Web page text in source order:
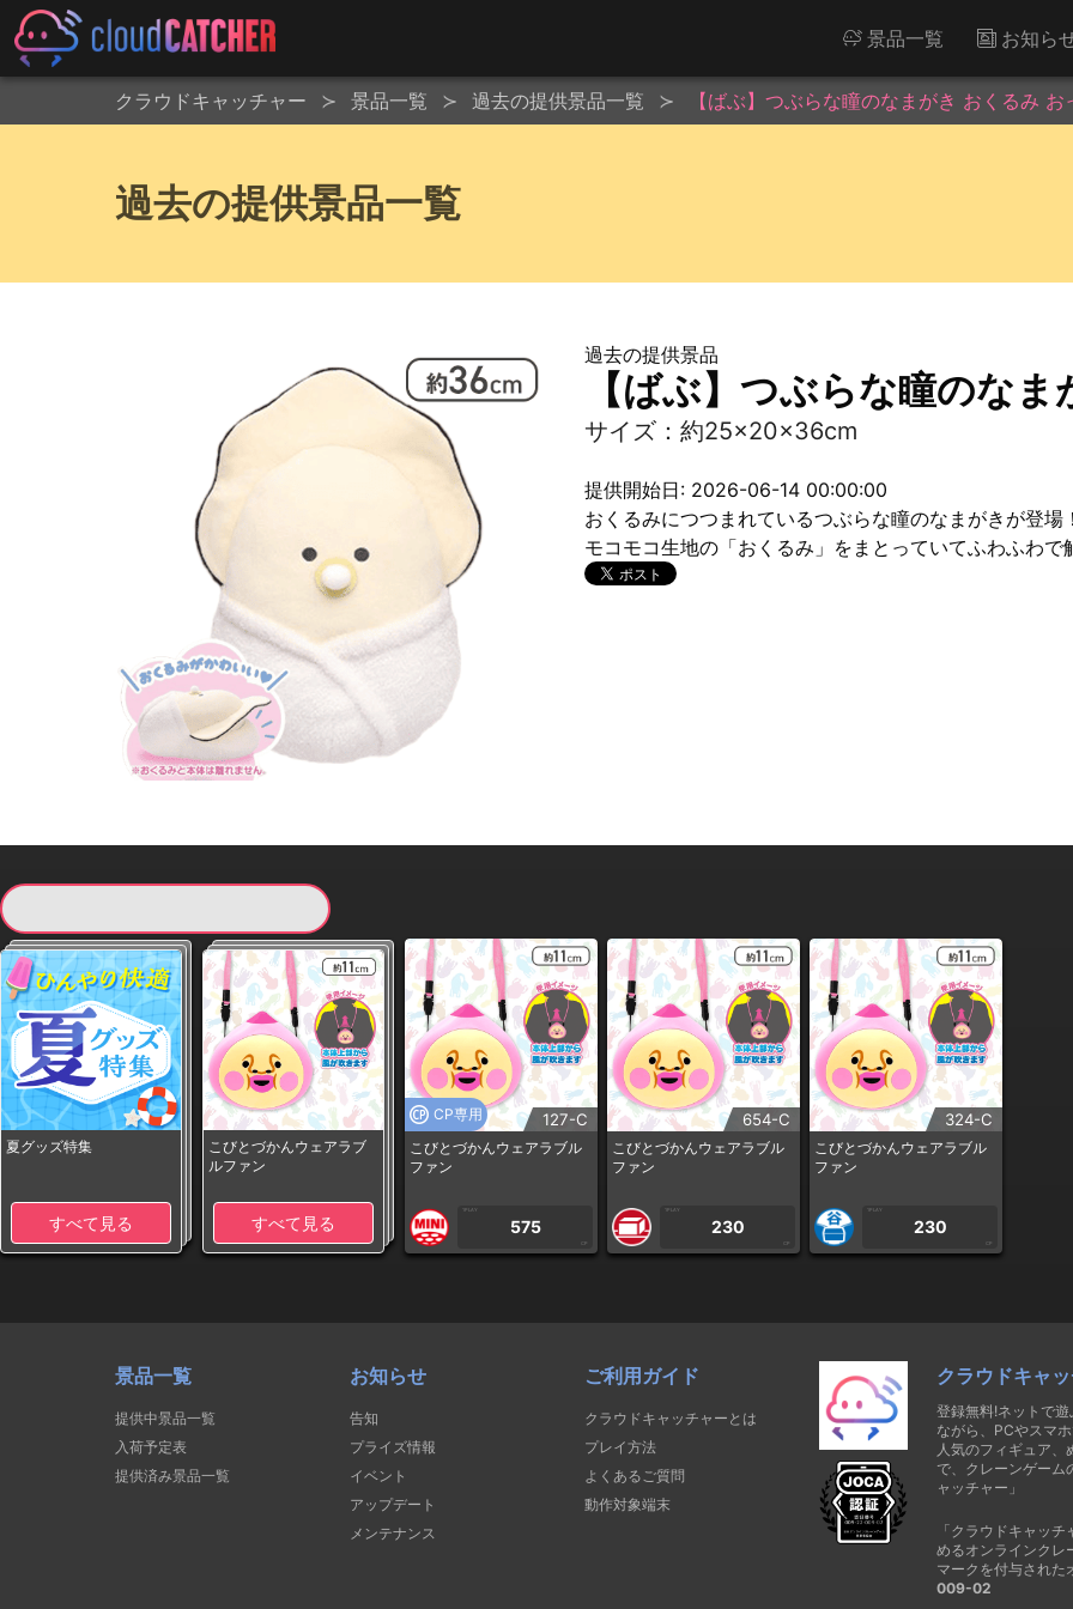
景品一覧 お知ら
クラウドキャッチャー 景品一覧 過去の提供景品一覧 【ばぶ】つぶらな瞳のなまがき おくるみ お
過去の提供景品一覧
過去の提供景品
【ばぶ】つぶらな瞳のな
サイズ：約25×20×36cm
提供開始日: 2026-06-14 00:00:00
おくるみにつつまれているつぶらな瞳のなまがきが登場！
モコモコ生地の「おくるみ」をまとっていてふわふわで
夏グッズ特集
すべて見る
こびとづかんウェアラブ
ルファン
すべて見る
CP専用 127-C
こびとづかんウェアラブル
ファン
1PLAY
575
CP
654-C
こびとづかんウェアラブル
ファン
1PLAY
230
CP
324-C
こびとづかんウェアラブル
ファン
1PLAY
230
CP
景品一覧
提供中景品一覧
入荷予定表
提供済み景品一覧
お知らせ
告知
プライズ情報
イベント
アップデート
メンテナンス
ご利用ガイド
クラウドキャッチャーとは
プレイ方法
よくあるご質問
動作対象端末
クラウドキャ
登録無料!ネットで
ながら、PCやスマ
人気のフィギュア
で、クレーンゲーム
ャッチャー」
「クラウドキャッ
めるオンラインクレ
マークを付与された
009-02